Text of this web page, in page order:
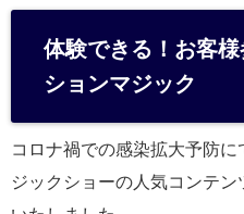
体験できる！お客
ションマジック
コロナ禍での感染拡大予防
ジックショーの人気コンテ